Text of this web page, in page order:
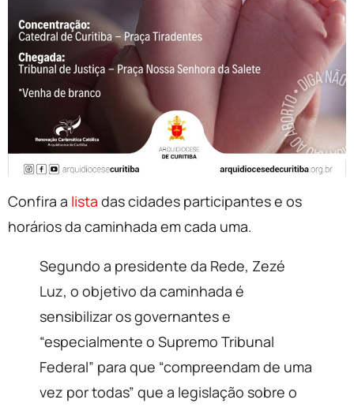
Confira a lista das cidades participantes e os
horários da caminhada em cada uma.
Segundo a presidente da Rede, Zezé
Luz, o objetivo da caminhada é
sensibilizar os governantes e
“especialmente o Supremo Tribunal
Federal” para que “compreendam de uma
vez por todas” que a legislação sobre o